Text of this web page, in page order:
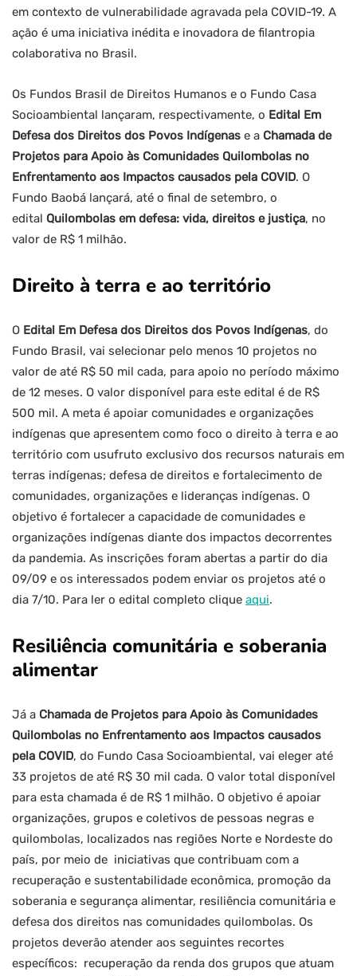
em contexto de vulnerabilidade agravada pela COVID-19. A
ação é uma iniciativa inédita e inovadora de filantropia
colaborativa no Brasil.
Os Fundos Brasil de Direitos Humanos e o Fundo Casa
Socioambiental lançaram, respectivamente, o Edital Em
Defesa dos Direitos dos Povos Indígenas e a Chamada de
Projetos para Apoio às Comunidades Quilombolas no
Enfrentamento aos Impactos causados pela COVID. O
Fundo Baobá lançará, até o final de setembro, o
edital Quilombolas em defesa: vida, direitos e justiça, no
valor de R$ 1 milhão.
Direito à terra e ao território
O Edital Em Defesa dos Direitos dos Povos Indígenas, do
Fundo Brasil, vai selecionar pelo menos 10 projetos no
valor de até R$ 50 mil cada, para apoio no período máximo
de 12 meses. O valor disponível para este edital é de R$
500 mil. A meta é apoiar comunidades e organizações
indígenas que apresentem como foco o direito à terra e ao
território com usufruto exclusivo dos recursos naturais em
terras indígenas; defesa de direitos e fortalecimento de
comunidades, organizações e lideranças indígenas. O
objetivo é fortalecer a capacidade de comunidades e
organizações indígenas diante dos impactos decorrentes
da pandemia. As inscrições foram abertas a partir do dia
09/09 e os interessados podem enviar os projetos até o
dia 7/10. Para ler o edital completo clique aqui.
Resiliência comunitária e soberania
alimentar
Já a Chamada de Projetos para Apoio às Comunidades
Quilombolas no Enfrentamento aos Impactos causados
pela COVID, do Fundo Casa Socioambiental, vai eleger até
33 projetos de até R$ 30 mil cada. O valor total disponível
para esta chamada é de R$ 1 milhão. O objetivo é apoiar
organizações, grupos e coletivos de pessoas negras e
quilombolas, localizados nas regiões Norte e Nordeste do
país, por meio de iniciativas que contribuam com a
recuperação e sustentabilidade econômica, promoção da
soberania e segurança alimentar, resiliência comunitária e
defesa dos direitos nas comunidades quilombolas. Os
projetos deverão atender aos seguintes recortes
específicos: recuperação da renda dos grupos que atuam